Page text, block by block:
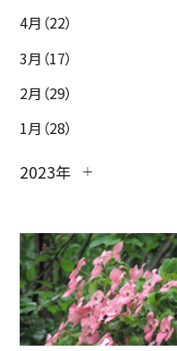
4月（22）
3月（17）
2月（29）
1月（28）
2023年